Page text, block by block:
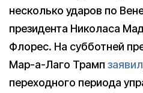
несколько ударов по
президента Николаса
Флорес. На субботней
Мар-а-Лаго Трамп заявил
переходного периода